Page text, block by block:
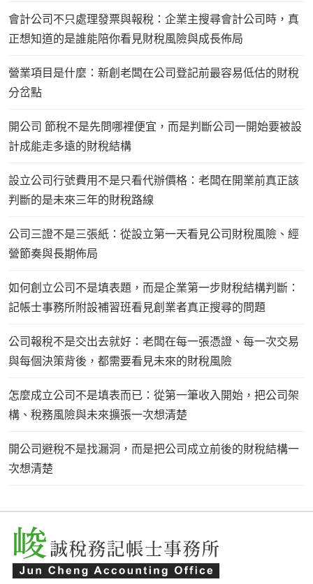
會計公司不只處理發票與報稅：企業主搜尋會計公司時，真
正想知道的是誰能陪你看見財稅風險與成長佈局
營業項目是什麼：新創老闆在公司登記前最容易低估的財稅
分岔點
開公司 節稅不是先問哪裡便宜，而是判斷公司一開始要被設
計成能走多遠的財稅結構
設立公司行號費用不是只看代辦價格：老闆在開業前真正該
判斷的是未來三年的財稅路線
公司三證不是三張紙：從設立第一天看見公司財稅風險、經
營節奏與長期佈局
如何創立公司不是填表題，而是企業第一步財稅結構判斷：
記帳士事務所附設補習班看見創業者真正搜尋的問題
公司報稅不是交出去就好：老闆在每一張憑證、每一次交易
與每個決策背後，都需要看見未來的財稅風險
怎麼成立公司不是填表而已：從第一筆收入開始，把公司架
構、稅務風險與未來擴張一次想清楚
開公司避稅不是找漏洞，而是把公司成立前後的財稅結構一
次想清楚